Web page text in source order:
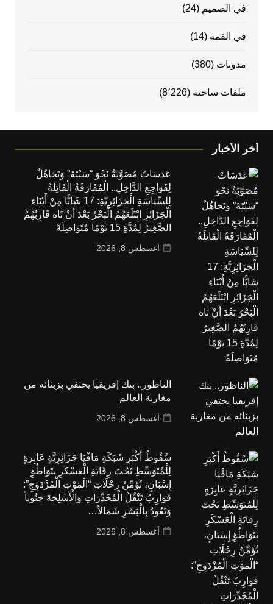
في الصميم (24)
في القمة (14)
مدونات (380)
ملفات ساخنة (8٬226)
أخر الأخبار
عَدَسَاتٌ مُصَوَّبَةٌ نَحْوَ “سَبْتَةَ” وَتَجَاهُلٌ
لِفَوَاجِعِ الدَّاخِلِ.. الْمُفَارَقَةُ الْقَاتِلَةُ
لِلسِّيَاسَةِ الْجَزَائِرِيَّةِ: 17 شَابًّا مِنْ أَبْنَاءِ
الْجَزَائِرِ ابْتَلَعَهُمُ الْبَحْرُ بَعْدَ أَنْ تَاهَ قَارِبُهُمُ
الصَّغِيرُ لِمُدَّةِ 15 يَوْمًا مُتَوَاصِلَةً
أغسطس 8, 2026
الناظور.. بنك إفريقيا يحتفي بزبنائه من
مغاربة العالم
أغسطس 8, 2026
سُقُوطُ أَكْبَرِ شَبَكَةِ مَافْيَا جَزَائِرِيَّةٍ عَابِرَةٍ
لِلْمُتَوَسِّطِ تَحْتَ رِقَابَةِ الْعَسْكَرِ بِتَوَاطُؤِ
إِسْبَانٍ، تُؤَمِّنُ رِحْلَاتِ “الْمَوْتِ الْمُزْدَوِجِ”:
قَوَارِبُ تَنْقُلُ الْمُخَدِّرَاتِ وَالْأَسْلِحَةَ جَنُوباً
وَتَعُودُ بِالْبَشَرِ شَمَالاً…
أغسطس 8, 2026